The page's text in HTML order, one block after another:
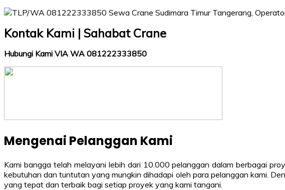
Kontak Kami | Sahabat Crane
Hubungi Kami VIA WA 081222333850
Mengenai Pelanggan Kami
Kami bangga telah melayani lebih dari 10.000 pelanggan dalam berbagai
kebutuhan dan tuntutan yang mungkin dihadapi oleh para pelanggan kami.
yang tepat dan terbaik bagi setiap proyek yang kami tangani.